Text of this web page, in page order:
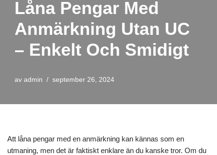
Låna Pengar Med
Anmärkning Utan UC
– Enkelt Och Smidigt
av admin september 26, 2024
Att låna pengar med en anmärkning kan kännas som en
utmaning, men det är faktiskt enklare än du kanske tror. Om du